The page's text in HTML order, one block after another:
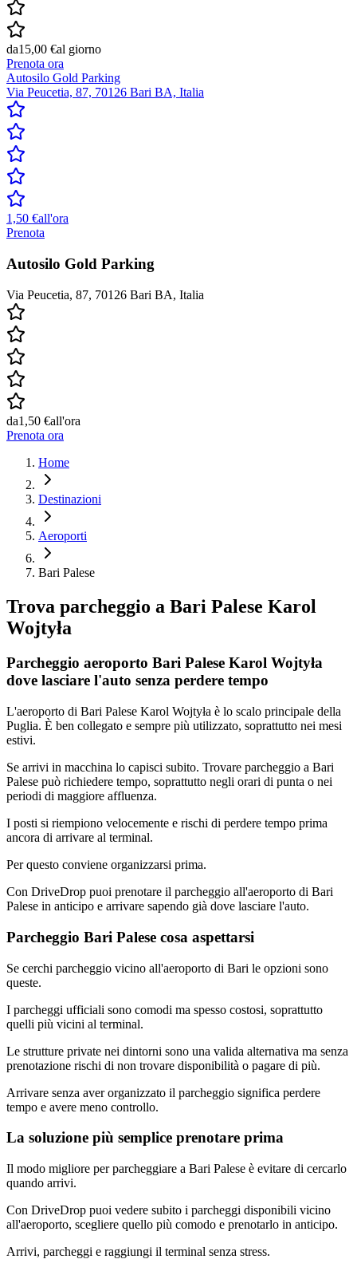
da15,00 €al giorno
Prenota ora
Autosilo Gold Parking
Via Peucetia, 87, 70126 Bari BA, Italia
1,50 €all'ora
Prenota
Autosilo Gold Parking
Via Peucetia, 87, 70126 Bari BA, Italia
da1,50 €all'ora
Prenota ora
Home
Destinazioni
Aeroporti
Bari Palese
Trova parcheggio a Bari Palese Karol
Wojtyła
Parcheggio aeroporto Bari Palese Karol Wojtyła
dove lasciare l'auto senza perdere tempo
L'aeroporto di Bari Palese Karol Wojtyła è lo scalo principale della
Puglia. È ben collegato e sempre più utilizzato, soprattutto nei mesi
estivi.
Se arrivi in macchina lo capisci subito. Trovare parcheggio a Bari
Palese può richiedere tempo, soprattutto negli orari di punta o nei
periodi di maggiore affluenza.
I posti si riempiono velocemente e rischi di perdere tempo prima
ancora di arrivare al terminal.
Per questo conviene organizzarsi prima.
Con DriveDrop puoi prenotare il parcheggio all'aeroporto di Bari
Palese in anticipo e arrivare sapendo già dove lasciare l'auto.
Parcheggio Bari Palese cosa aspettarsi
Se cerchi parcheggio vicino all'aeroporto di Bari le opzioni sono
queste.
I parcheggi ufficiali sono comodi ma spesso costosi, soprattutto
quelli più vicini al terminal.
Le strutture private nei dintorni sono una valida alternativa ma senza
prenotazione rischi di non trovare disponibilità o pagare di più.
Arrivare senza aver organizzato il parcheggio significa perdere
tempo e avere meno controllo.
La soluzione più semplice prenotare prima
Il modo migliore per parcheggiare a Bari Palese è evitare di cercarlo
quando arrivi.
Con DriveDrop puoi vedere subito i parcheggi disponibili vicino
all'aeroporto, scegliere quello più comodo e prenotarlo in anticipo.
Arrivi, parcheggi e raggiungi il terminal senza stress.